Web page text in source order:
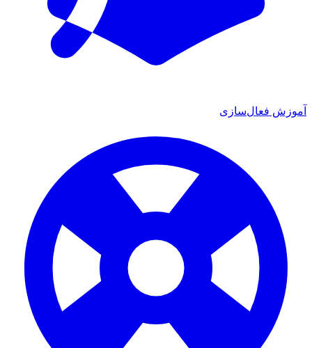
آموزش فعال‌سازی